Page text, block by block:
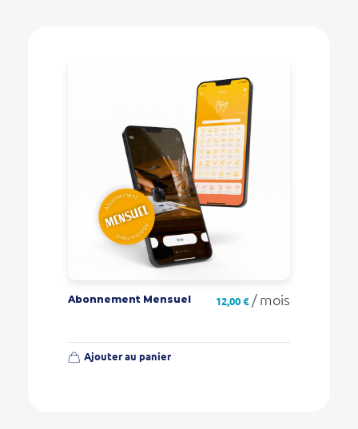
Abonnement Mensuel 12,00€ / mois
Ajouter au panier